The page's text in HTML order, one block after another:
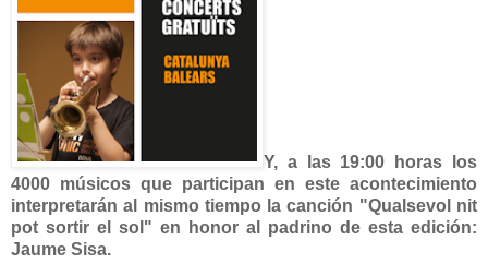
Y, a las 19:00 horas los
4000 músicos que participan en este acontecimiento
interpretarán al mismo tiempo la canción "Qualsevol nit
pot sortir el sol" en honor al padrino de esta edición:
Jaume Sisa.